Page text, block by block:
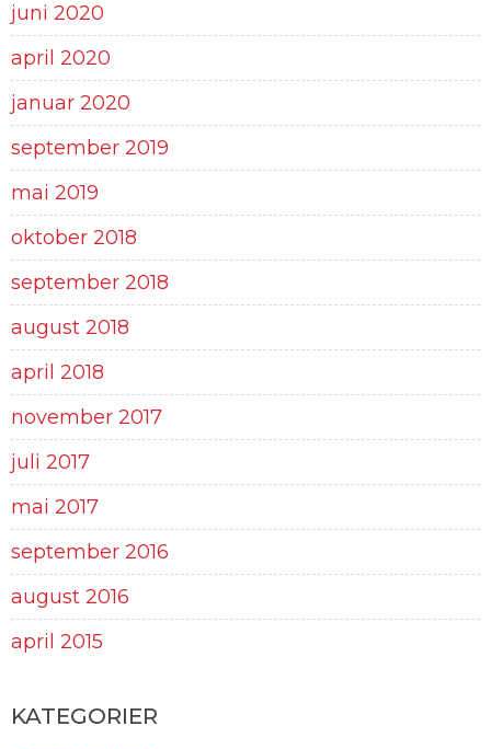
juni 2020
april 2020
januar 2020
september 2019
mai 2019
oktober 2018
september 2018
august 2018
april 2018
november 2017
juli 2017
mai 2017
september 2016
august 2016
april 2015
KATEGORIER